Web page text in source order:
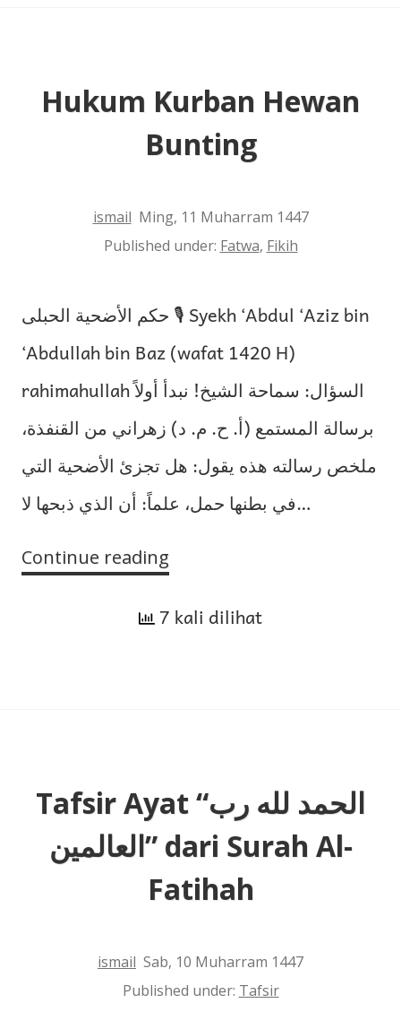
Hukum Kurban Hewan
Bunting
ismail Ming, 11 Muharram 1447
Published under: Fatwa, Fikih
حكم الأضحية الحبلى 🎙 Syekh ‘Abdul ‘Aziz bin
‘Abdullah bin Baz (wafat 1420 H)
rahimahullah السؤال: سماحة الشيخ! نبدأ أولاً
برسالة المستمع (أ. ح. م. د) زهراني من القنفذة،
ملخص رسالته هذه يقول: هل تجزئ الأضحية التي
في بطنها حمل، علماً: أن الذي ذبحها لا…
Continue reading
Hewan
7 kali dilihat
Tafsir Ayat “الحمد لله رب
العالمين” dari Surah Al-
Fatihah
ismail Sab, 10 Muharram 1447
Published under: Tafsir